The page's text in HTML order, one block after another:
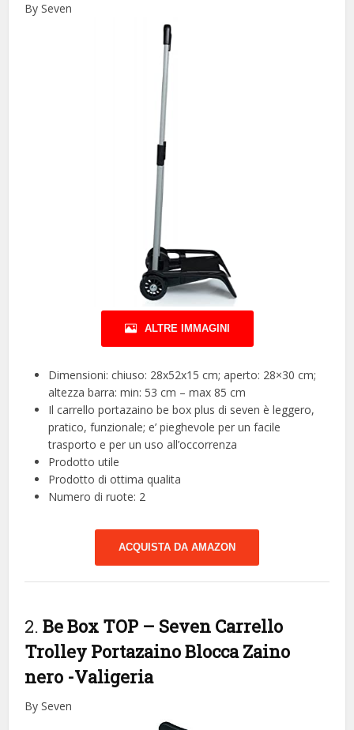
By Seven
ALTRE IMMAGINI
Dimensioni: chiuso: 28x52x15 cm; aperto: 28×30 cm;
altezza barra: min: 53 cm – max 85 cm
Il carrello portazaino be box plus di seven è leggero,
pratico, funzionale; e’ pieghevole per un facile
trasporto e per un uso all’occorrenza
Prodotto utile
Prodotto di ottima qualita
Numero di ruote: 2
ACQUISTA DA AMAZON
2.Be Box TOP – Seven Carrello
Trolley Portazaino Blocca Zaino
nero -Valigeria
By Seven